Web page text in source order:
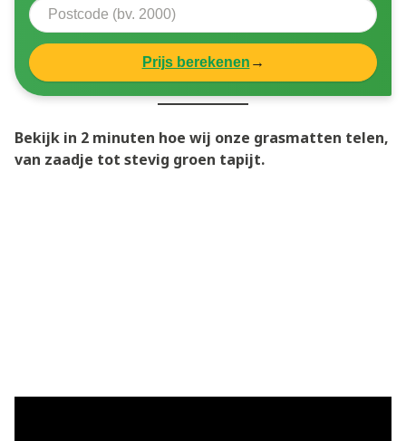
Prijs berekenen →
Bekijk in 2 minuten hoe wij onze grasmatten telen,
van zaadje tot stevig groen tapijt.